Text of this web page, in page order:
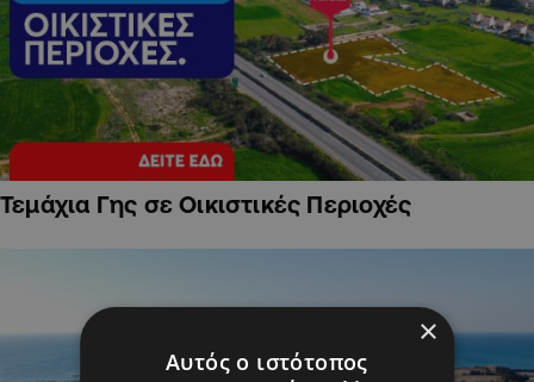
Τεμάχια Γης σε Οικιστικές Περιοχές
×
Αυτός ο ιστότοπος